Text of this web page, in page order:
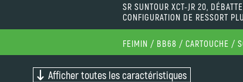
SR SUNTOUR XCT-JR 20,
CONFIGURATION DE RESSORT
FEIMIN / BB68 / CARTOUCHE /
Afficher toutes les caractéristiques